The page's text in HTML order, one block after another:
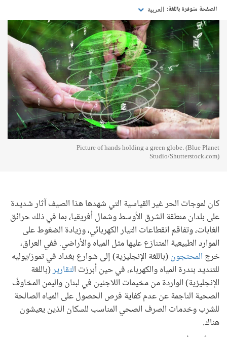
الصفحة متوفرة باللغة: العربية
Picture of hands holding a green globe. (Blue Planet
Studio/Shutterstock.com)
كان لموجات الحر غير القياسية التي شهدها هذا الصيف آثار شديدة
على بلدان منطقة الشرق الأوسط وشمال أفريقيا، بما في ذلك حرائق
الغابات، وتفاقم انقطاعات التيار الكهربائي، وزيادة الضغوط على
الموارد الطبيعية المتنازع عليها مثل المياه والأراضي. ففي العراق،
خرج المحتجون(باللغة الإنجليزية) إلى شوارع بغداد في تموز/يوليه
للتنديد بندرة المياه والكهرباء، في حين أبرزت التقارير(باللغة
الإنجليزية) الواردة من مخيمات اللاجئين في لبنان واليمن المخاوفَ
الصحية الناجمة عن عدم كفاية فرص الحصول على المياه الصالحة
للشرب وخدمات الصرف الصحي المناسب للسكان الذين يعيشون
هناك.